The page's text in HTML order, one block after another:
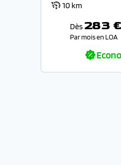
10 km
Dès 283 €
Par mois en LOA